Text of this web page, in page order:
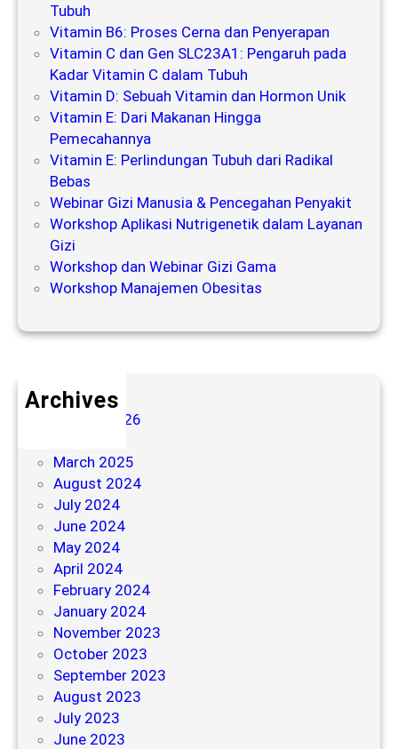
Tubuh
Vitamin B6: Proses Cerna dan Penyerapan
Vitamin C dan Gen SLC23A1: Pengaruh pada
Kadar Vitamin C dalam Tubuh
Vitamin D: Sebuah Vitamin dan Hormon Unik
Vitamin E: Dari Makanan Hingga
Pemecahannya
Vitamin E: Perlindungan Tubuh dari Radikal
Bebas
Webinar Gizi Manusia & Pencegahan Penyakit
Workshop Aplikasi Nutrigenetik dalam Layanan
Gizi
Workshop dan Webinar Gizi Gama
Workshop Manajemen Obesitas
Archives
August 2026
March 2025
August 2024
July 2024
June 2024
May 2024
April 2024
February 2024
January 2024
November 2023
October 2023
September 2023
August 2023
July 2023
June 2023